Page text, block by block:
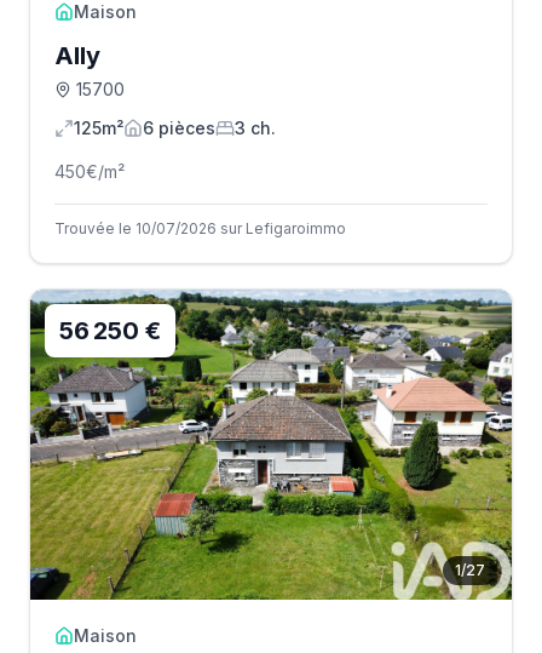
Maison
Ally
15700
125m²
6 pièces 3 ch.
450€/m²
Trouvée le 10/07/2026 sur Lefigaroimmo
1/27
56 250 €
Maison